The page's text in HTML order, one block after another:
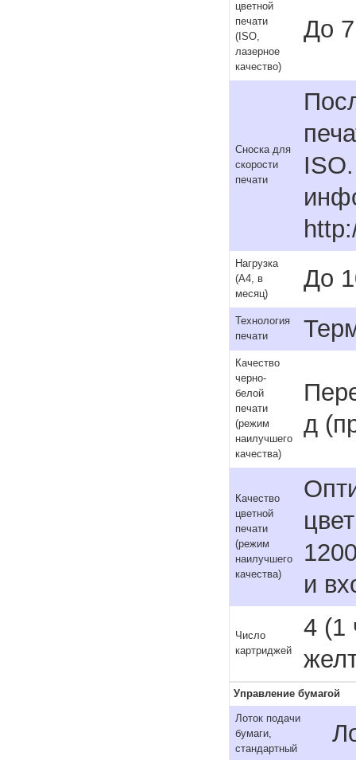
цветной
печати
(ISO,
лазерное
качество)
До
Сноска для
скорости
печати
Нагрузка
(А4, в
месяц)
До
Технология
печати
Качество
черно-
белой
печати
(режим
наилучшего
качества)
д
Качество
цветной
печати
(режим
наилучшего
качества)
и
Число
картриджей
4 (1
Управление бумагой
Лоток подачи
бумаги,
стандартный